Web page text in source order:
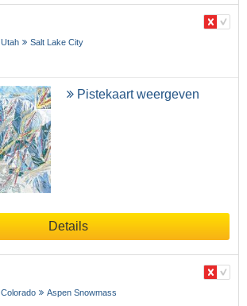
Utah Salt Lake City
Pistekaart weergeven
Details
Colorado Aspen Snowmass